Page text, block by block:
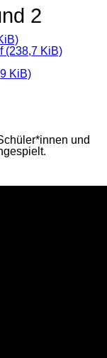
2
(238,7 KiB)
KiB)
und